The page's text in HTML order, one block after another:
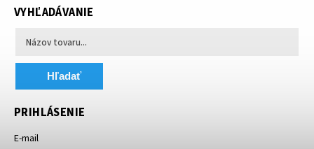
VYHĽADÁVANIE
Hľadať
PRIHLÁSENIE
E-mail